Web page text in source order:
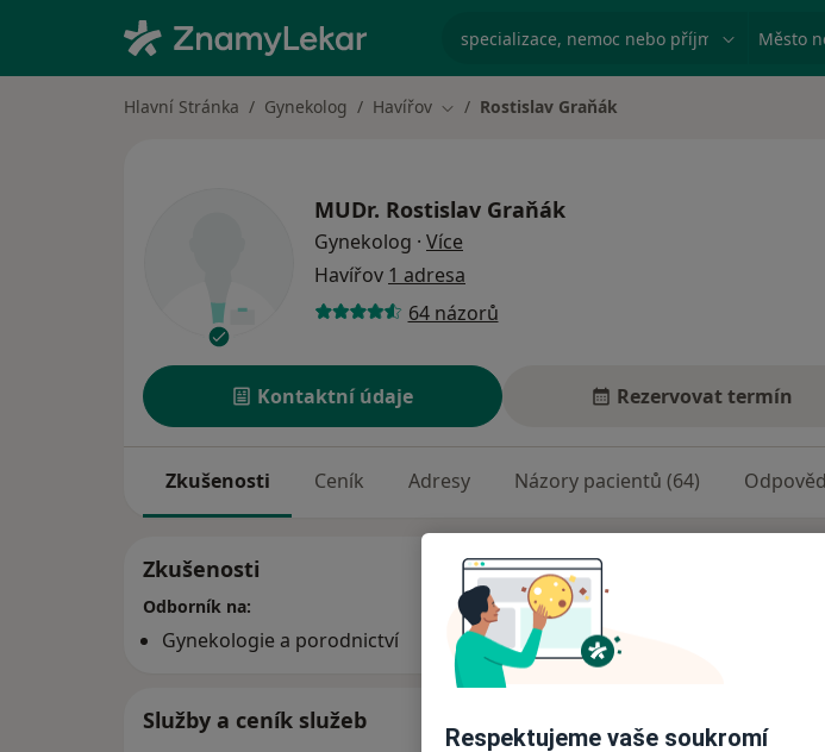
specializace, nemoc nebo příjmení Město
Hlavní Stránka Gynekolog Havířov Změna města
Rostislav Graňák
MUDr. Rostislav Graňák
Gynekolog · Více
Havířov 1 adresa
64 názorů
Kontaktní údaje Rezervovat termín
Zkušenosti Ceník Adresy Názory pacientů (64)
Zkušenosti
Odborník na:
Gynekologie a porodnictví
Služby a ceník služeb
Respektujeme vaše soukromí